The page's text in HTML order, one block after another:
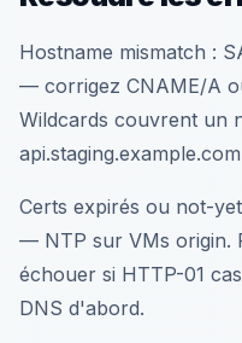
Hostname mismatch :
— corrigez CNAME/A
Wildcards couvrent un
Certs expirés ou not-
— NTP sur VMs origin.
échouer si HTTP-01
DNS d'abord.